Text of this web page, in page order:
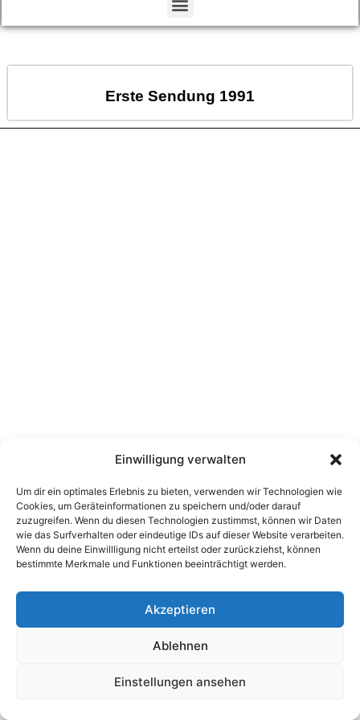
Einwilligung verwalten
Um dir ein optimales Erlebnis zu bieten, verwenden wir Technologien wie
Cookies, um Geräteinformationen zu speichern und/oder darauf
zuzugreifen. Wenn du diesen Technologien zustimmst, können wir Daten
wie das Surfverhalten oder eindeutige IDs auf dieser Website verarbeiten.
Wenn du deine Einwillligung nicht erteilst oder zurückziehst, können
bestimmte Merkmale und Funktionen beeinträchtigt werden.
Akzeptieren
Ablehnen
Einstellungen ansehen
Erste Sendung 1991